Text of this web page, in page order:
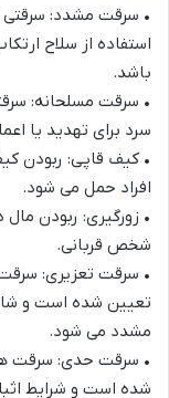
• سرقت مشدد: سرقتی
استفاده از سلاح
باشد.
• سرقت مسلحانه:
سرد برای تهدید یا
• کیف قاپی: ربودن
افراد حمل می شود.
• زورگیری: ربودن
شخص قربانی.
• سرقت تعزیری:
تعیین شده است و
مشدد می شود.
• سرقت حدی: سرقت
شده است و شرایط